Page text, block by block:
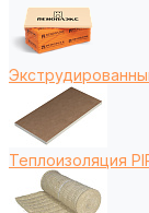
Теплоизоляция